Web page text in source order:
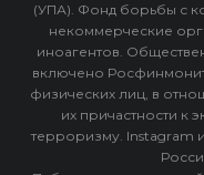
(УПА). Фонд борьбы с
некоммерческие
иноагентов.
включено
физических лиц, в
их причастности к
терроризму. Instagram